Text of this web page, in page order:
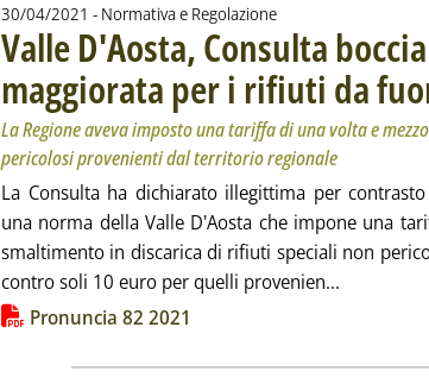
30/04/2021 - Normativa e Regolazione
Valle D'Aosta, Consulta
maggiorata per i rifiuti da
La Regione aveva imposto una tariffa di una volta e
pericolosi provenienti dal territorio regionale
La Consulta ha dichiarato illegittima per
una norma della Valle D'Aosta che impone una
smaltimento in discarica di rifiuti speciali non
contro soli 10 euro per quelli provenien... Leggi
Lista allegati PDF alla notizia
Pronuncia 82 2021